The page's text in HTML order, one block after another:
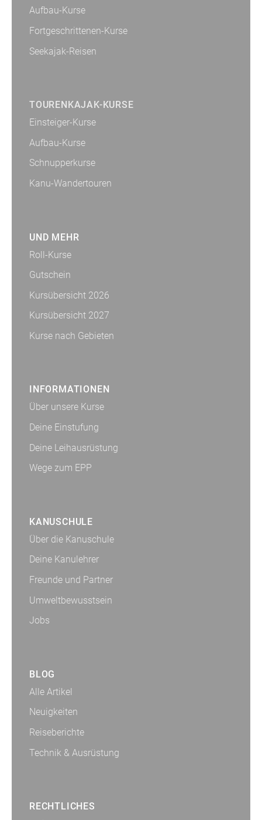
Aufbau-Kurse
Fortgeschrittenen-Kurse
Seekajak-Reisen
TOURENKAJAK-KURSE
Einsteiger-Kurse
Aufbau-Kurse
Schnupperkurse
Kanu-Wandertouren
UND MEHR
Roll-Kurse
Gutschein
Kursübersicht 2026
Kursübersicht 2027
Kurse nach Gebieten
INFORMATIONEN
Über unsere Kurse
Deine Einstufung
Deine Leihausrüstung
Wege zum EPP
KANUSCHULE
Über die Kanuschule
Deine Kanulehrer
Freunde und Partner
Umweltbewusstsein
Jobs
BLOG
Alle Artikel
Neuigkeiten
Reiseberichte
Technik & Ausrüstung
RECHTLICHES